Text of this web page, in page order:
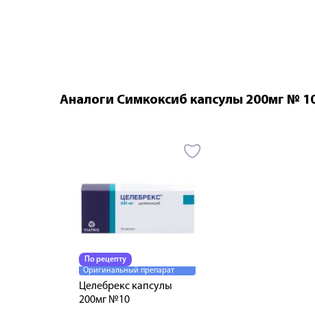
Аналоги Симкоксиб капсулы 200мг №
По рецепту
Оригинальный препарат
Целебрекс капсулы
200мг №10